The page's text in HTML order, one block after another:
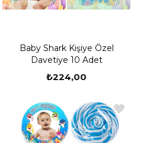
Baby Shark Kişiye Özel
Davetiye 10 Adet
₺224,00